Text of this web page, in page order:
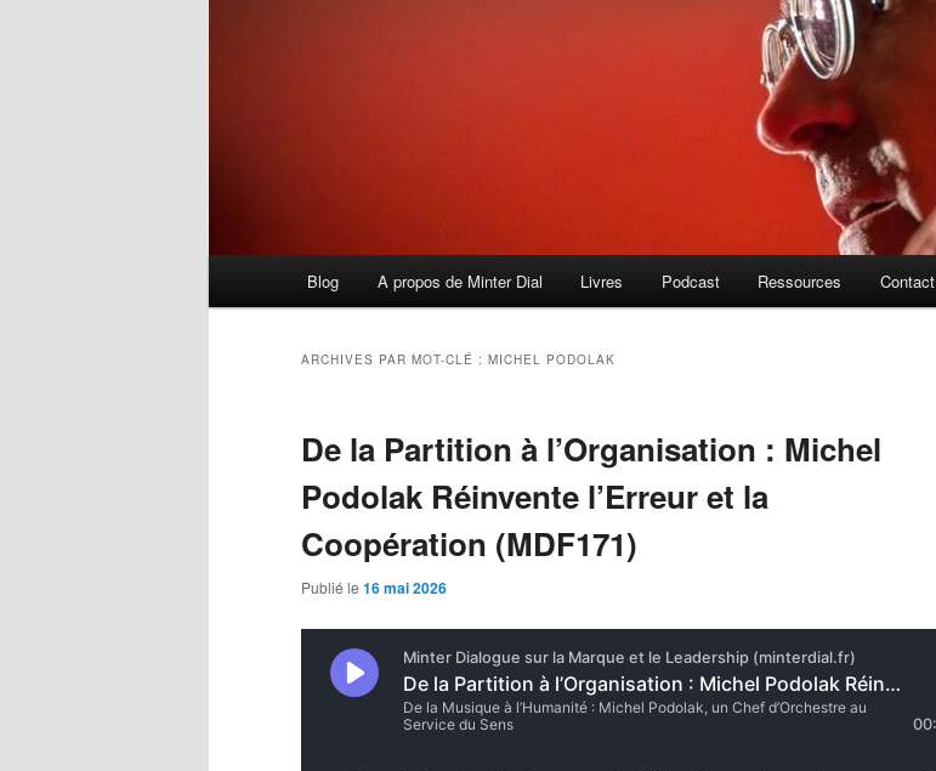
Blog A propos de Minter Dial Livres Podcast Ressources Contact
ARCHIVES PAR MOT-CLÉ : MICHEL PODOLAK
De la Partition à l’Organisation : Michel
Podolak Réinvente l’Erreur et la
Coopération (MDF171)
Publié le 16 mai 2026